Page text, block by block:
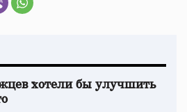
хотели бы улучшить